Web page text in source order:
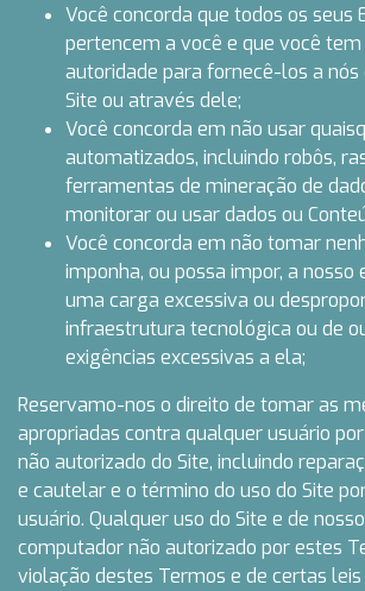
Você concorda que todos os seus
pertencem a você e que você tem
autoridade para fornecê-los a
Site ou através dele;
Você concorda em não usar
automatizados, incluindo robôs,
ferramentas de mineração de
monitorar ou usar dados ou
Você concorda em não tomar
imponha, ou possa impor, a nosso
uma carga excessiva ou
infraestrutura tecnológica ou de
exigências excessivas a ela;
Reservamo-nos o direito de tomar as
apropriadas contra qualquer usuário
não autorizado do Site, incluindo
e cautelar e o término do uso do Site
usuário. Qualquer uso do Site e de
computador não autorizado por estes
violação destes Termos e de certas leis